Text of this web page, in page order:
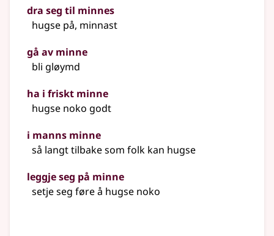
dra seg til minnes
hugse på, minnast
gå av minne
bli gløymd
ha i friskt minne
hugse noko godt
i manns minne
så langt tilbake som folk kan hugse
leggje seg på minne
setje seg føre å hugse noko